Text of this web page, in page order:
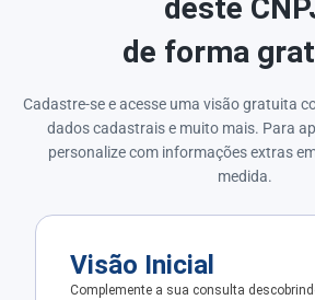
deste
de forma
Cadastre-se e acesse uma visão gratuita
dados cadastrais e muito mais. Para
personalize com informações extras
medida.
Visão Inicial
Complemente a sua consulta